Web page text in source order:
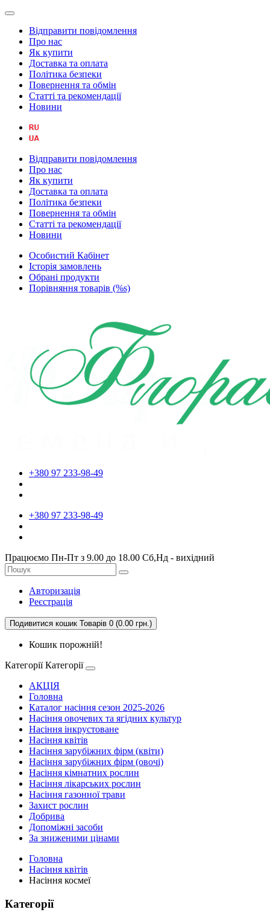
Відправити повідомлення
Про нас
Як купити
Доставка та оплата
Політика безпеки
Повернення та обмін
Статті та рекомендації
Новини
Відправити повідомлення
Про нас
Як купити
Доставка та оплата
Політика безпеки
Повернення та обмін
Статті та рекомендації
Новини
Особистий Кабінет
Історія замовлень
Обрані продукти
Порівняння товарів (%s)
+380 97 233-98-49
+380 97 233-98-49
Працюємо Пн-Пт з 9.00 до 18.00 Сб,Нд - вихідний
Авторизація
Реєстрація
Подивитися кошик Товарів 0 (0.00 грн.)
Кошик порожній!
Категорії Категорії
АКЦІЯ
Головна
Каталог насіння сезон 2025-2026
Насіння овочевих та ягідних культур
Насіння інкрустоване
Насіння квітів
Насіння зарубіжних фірм (квіти)
Насіння зарубіжних фірм (овочі)
Насіння кімнатних рослин
Насіння лікарських рослин
Насіння газонної трави
Захист рослин
Добрива
Допоміжні засоби
За зниженими цінами
Головна
Насіння квітів
Насіння космеї
Категорії